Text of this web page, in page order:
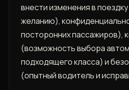
внести изменения в
желанию)‚
посторонних пассажиров)‚
(возможность выбора
подходящего класса) и
(опытный водитель и